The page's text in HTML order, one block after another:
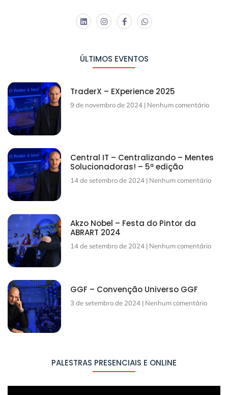
ÚLTIMOS EVENTOS
TraderX – EXperience 2025
9 de novembro de 2024 Nenhum comentário
Central IT – Centralizando – Mentes
Solucionadoras! – 5ª edição
14 de setembro de 2024 Nenhum comentário
Akzo Nobel – Festa do Pintor da
ABRART 2024
14 de setembro de 2024 Nenhum comentário
GGF – Convenção Universo GGF
3 de setembro de 2024 Nenhum comentário
PALESTRAS PRESENCIAIS E ONLINE